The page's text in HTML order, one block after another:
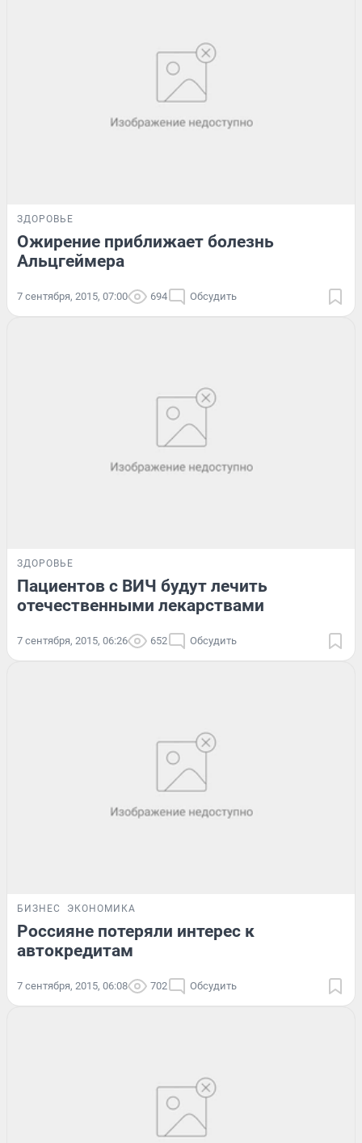
ЗДОРОВЬЕ
Ожирение приближает болезнь
Альцгеймера
7 сентября, 2015, 07:00 694 Обсудить
ЗДОРОВЬЕ
Пациентов с ВИЧ будут лечить
отечественными лекарствами
7 сентября, 2015, 06:26 652 Обсудить
БИЗНЕС ЭКОНОМИКА
Россияне потеряли интерес к
автокредитам
7 сентября, 2015, 06:08 702 Обсудить